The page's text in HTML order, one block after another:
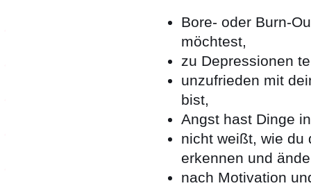
Bore- oder Burn-
möchtest,
zu Depressionen
unzufrieden mit
bist,
Angst hast Dinge
nicht weißt, wie du
erkennen und
nach Motivation